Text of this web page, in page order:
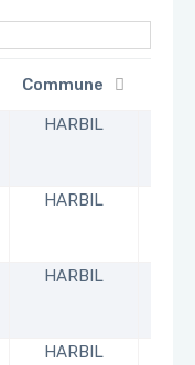
Commune
HARBIL
HARBIL
HARBIL
HARBIL